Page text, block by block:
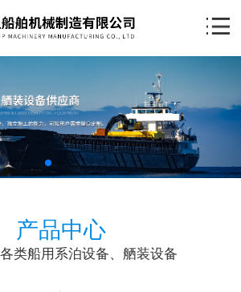
产品中心
类船用系泊设备、舾装设备